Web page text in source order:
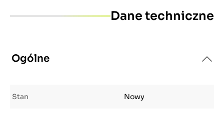
Dane techniczne
Ogólne
Stan Nowy